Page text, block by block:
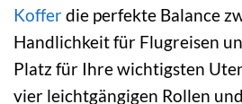
Kofferdie perfekte Balance
Handlichkeit für Flugreisen
Platz für Ihre wichtigsten
vier leichtgängigen Rollen